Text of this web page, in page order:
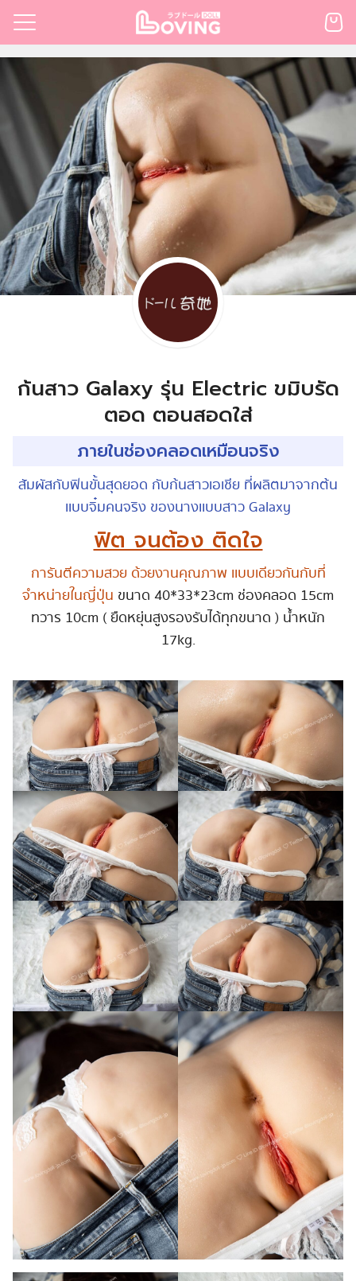
Skip
content
ามแบรนด์
สั่งซื้อ
ะเงิน
ค้า
Search
for:
ก้นสาว Galaxy รุ่น Electric ขมิบรัด
ตอด ตอนสอดใส่
ภายในช่องคลอดเหมือนจริง
สัมผัสกับฟินขั้นสุดยอด กับก้นสาวเอเชีย ที่ผลิตมาจากต้น
เเบบจิ๋มคนจริง ของนางเเบบสาว Galaxy
ฟิต จนต้อง ติดใจ
การันตีความสวย ด้วยงานคุณภาพ เเบบเดียวกันกับที่
จำหน่ายในญี่ปุ่น ขนาด 40*33*23cm ช่องคลอด 15cm
ทวาร 10cm ( ยืดหยุ่นสูงรองรับได้ทุกขนาด ) น้ำหนัก
17kg.